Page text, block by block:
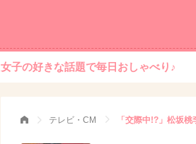
女子の好きな話題で毎日おしゃべり♪
テレビ・CM 「交際中!?」松坂